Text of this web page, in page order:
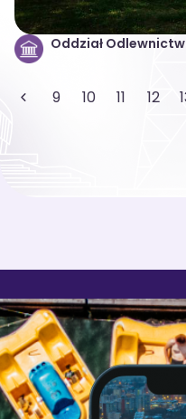
Oddział
9 10 11 12